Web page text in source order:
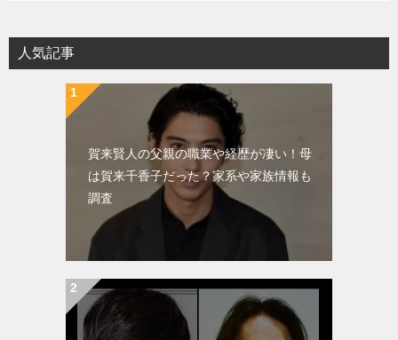
人気記事
賀来賢人の父親の職業や経歴が凄い！母
は賀来千香子だった？家系や家族情報も
調査